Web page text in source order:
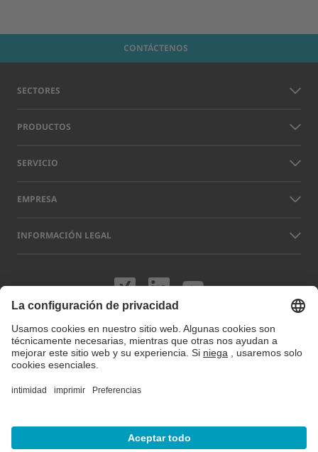
CONTÁCTENOS
SECTORES
PRODUCTOS
SERVICIO
EMPRESA
INFORMACIÓN LEGAL
Visítenos en XING
Visítenos en
Visítenos
Los nombres de otras empresas y productos que aparecen en este sitio
web pueden ser marcas comerciales o registradas que no pertenecen a
LAP sino a sus respectivos titulares. Nuestro sitio web utiliza cookies.
© 2026 LAP GmbH Laser Applikationen